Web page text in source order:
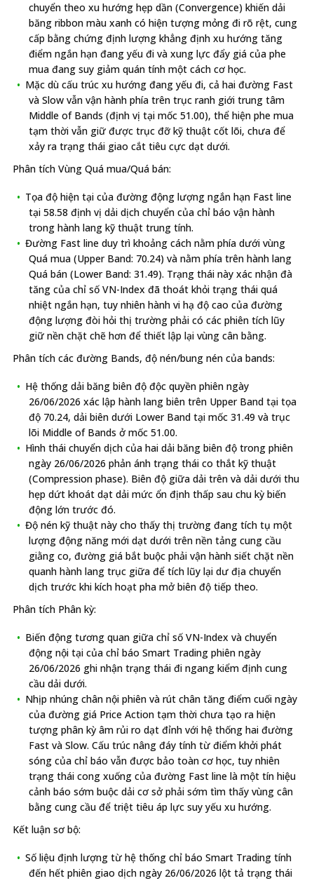
chuyển theo xu hướng hẹp dần (Convergence) khiến dải
băng ribbon màu xanh có hiện tượng mỏng đi rõ rệt, cung
cấp bằng chứng định lượng khẳng định xu hướng tăng
điểm ngắn hạn đang yếu đi và xung lực đẩy giá của phe
mua đang suy giảm quán tính một cách cơ học.
Mặc dù cấu trúc xu hướng đang yếu đi, cả hai đường Fast
và Slow vẫn vận hành phía trên trục ranh giới trung tâm
Middle of Bands (định vị tại mốc 51.00), thể hiện phe mua
tạm thời vẫn giữ được trục đỡ kỹ thuật cốt lõi, chưa để
xảy ra trạng thái giao cắt tiêu cực dạt dưới.
Phân tích Vùng Quá mua/Quá bán:
Tọa độ hiện tại của đường động lượng ngắn hạn Fast line
tại 58.58 định vị dải dịch chuyển của chỉ báo vận hành
trong hành lang kỹ thuật trung tính.
Đường Fast line duy trì khoảng cách nằm phía dưới vùng
Quá mua (Upper Band: 70.24) và nằm phía trên hành lang
Quá bán (Lower Band: 31.49). Trạng thái này xác nhận đà
tăng của chỉ số VN-Index đã thoát khỏi trạng thái quá
nhiệt ngắn hạn, tuy nhiên hành vi hạ độ cao của đường
động lượng đòi hỏi thị trường phải có các phiên tích lũy
giữ nền chặt chẽ hơn để thiết lập lại vùng cân bằng.
Phân tích các đường Bands, độ nén/bung nén của bands:
Hệ thống dải băng biên độ độc quyền phiên ngày
26/06/2026 xác lập hành lang biên trên Upper Band tại tọa
độ 70.24, dải biên dưới Lower Band tại mốc 31.49 và trục
lõi Middle of Bands ở mốc 51.00.
Hình thái chuyển dịch của hai dải băng biên độ trong phiên
ngày 26/06/2026 phản ánh trạng thái co thắt kỹ thuật
(Compression phase). Biên độ giữa dải trên và dải dưới thu
hẹp dứt khoát dạt dải mức ổn định thấp sau chu kỳ biến
động lớn trước đó.
Độ nén kỹ thuật này cho thấy thị trường đang tích tụ một
lượng động năng mới dạt dưới trên nền tảng cung cầu
giằng co, đường giá bắt buộc phải vận hành siết chặt nền
quanh hành lang trục giữa để tích lũy lại dư địa chuyển
dịch trước khi kích hoạt pha mở biên độ tiếp theo.
Phân tích Phân kỳ:
Biến động tương quan giữa chỉ số VN-Index và chuyển
động nội tại của chỉ báo Smart Trading phiên ngày
26/06/2026 ghi nhận trạng thái đi ngang kiểm định cung
cầu dải dưới.
Nhịp nhúng chân nội phiên và rút chân tăng điểm cuối ngày
của đường giá Price Action tạm thời chưa tạo ra hiện
tượng phân kỳ âm rủi ro dạt đỉnh với hệ thống hai đường
Fast và Slow. Cấu trúc nâng đáy tính từ điểm khởi phát
sóng của chỉ báo vẫn được bảo toàn cơ học, tuy nhiên
trạng thái cong xuống của đường Fast line là một tín hiệu
cảnh báo sớm buộc dải cơ sở phải sớm tìm thấy vùng cân
bằng cung cầu để triệt tiêu áp lực suy yếu xu hướng.
Kết luận sơ bộ:
Số liệu định lượng từ hệ thống chỉ báo Smart Trading tính
đến hết phiên giao dịch ngày 26/06/2026 lột tả trạng thái